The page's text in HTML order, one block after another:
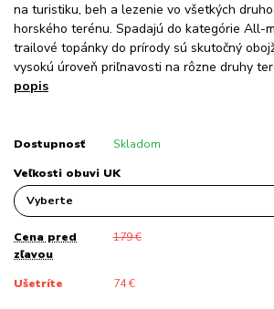
na turistiku, beh a lezenie vo všetkých
horského terénu. Spadajú do kategórie All-
trailové topánky do prírody sú skutočný
vysokú úroveň priľnavosti na rôzne druhy
popis
Dostupnosť Skladom
Veľkosti obuvi UK
Cena pred
zľavou
179 €
Ušetríte 74 €